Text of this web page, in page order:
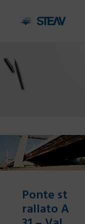
HOME
SETTORI
PROGETTI
Ponte st
rallato A